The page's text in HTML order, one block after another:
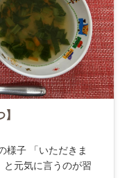
様子 「いただきま
と元気に言うのが習